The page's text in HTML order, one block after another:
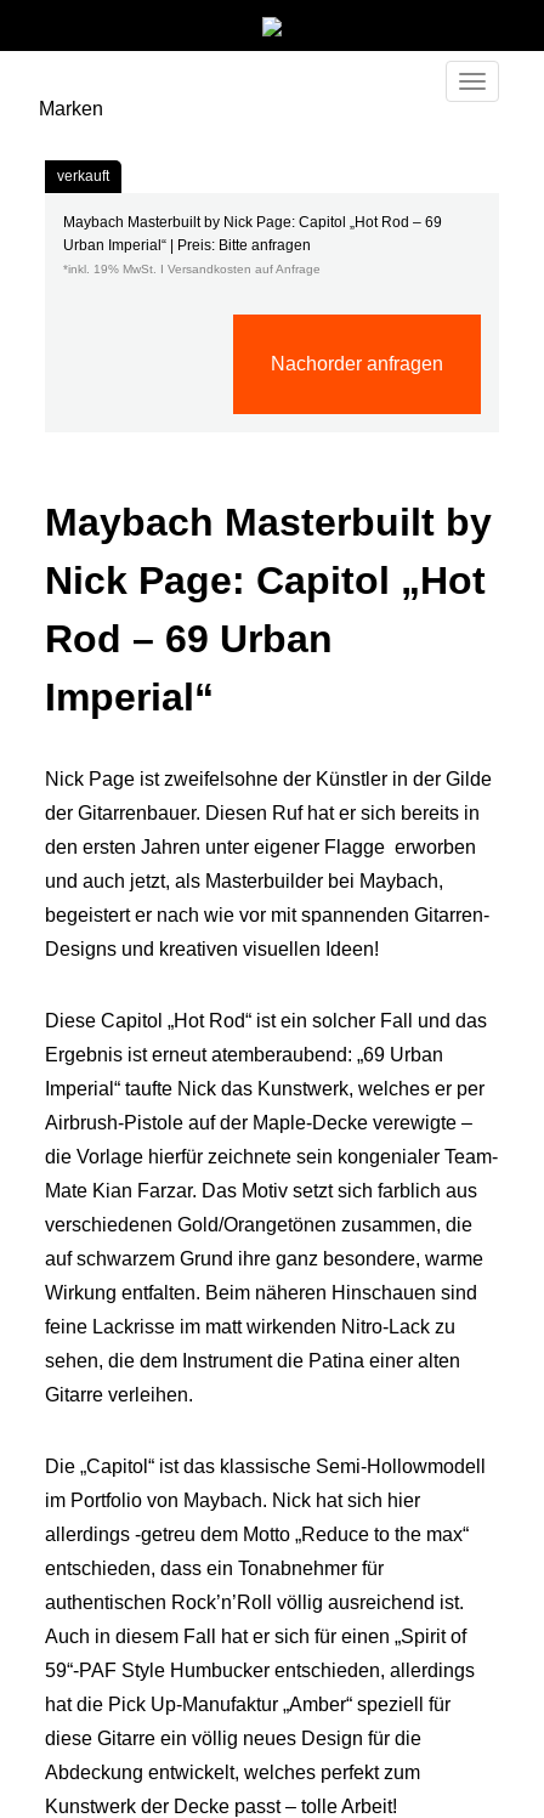
Toggle
Marken
verkauft
Maybach Masterbuilt by Nick Page: Capitol „Hot Rod – 69
Urban Imperial“ | Preis: Bitte anfragen
*inkl. 19% MwSt. I Versandkosten auf Anfrage
Nachorder anfragen
Maybach Masterbuilt by
Nick Page: Capitol „Hot
Rod – 69 Urban
Imperial“
Nick Page ist zweifelsohne der Künstler in der Gilde
der Gitarrenbauer. Diesen Ruf hat er sich bereits in
den ersten Jahren unter eigener Flagge erworben
und auch jetzt, als Masterbuilder bei Maybach,
begeistert er nach wie vor mit spannenden Gitarren-
Designs und kreativen visuellen Ideen!
Diese Capitol „Hot Rod“ ist ein solcher Fall und das
Ergebnis ist erneut atemberaubend: „69 Urban
Imperial“ taufte Nick das Kunstwerk, welches er per
Airbrush-Pistole auf der Maple-Decke verewigte –
die Vorlage hierfür zeichnete sein kongenialer Team-
Mate Kian Farzar. Das Motiv setzt sich farblich aus
verschiedenen Gold/Orangetönen zusammen, die
auf schwarzem Grund ihre ganz besondere, warme
Wirkung entfalten. Beim näheren Hinschauen sind
feine Lackrisse im matt wirkenden Nitro-Lack zu
sehen, die dem Instrument die Patina einer alten
Gitarre verleihen.
Die „Capitol“ ist das klassische Semi-Hollowmodell
im Portfolio von Maybach. Nick hat sich hier
allerdings -getreu dem Motto „Reduce to the max“
entschieden, dass ein Tonabnehmer für
authentischen Rock’n’Roll völlig ausreichend ist.
Auch in diesem Fall hat er sich für einen „Spirit of
59“-PAF Style Humbucker entschieden, allerdings
hat die Pick Up-Manufaktur „Amber“ speziell für
diese Gitarre ein völlig neues Design für die
Abdeckung entwickelt, welches perfekt zum
Kunstwerk der Decke passt – tolle Arbeit!